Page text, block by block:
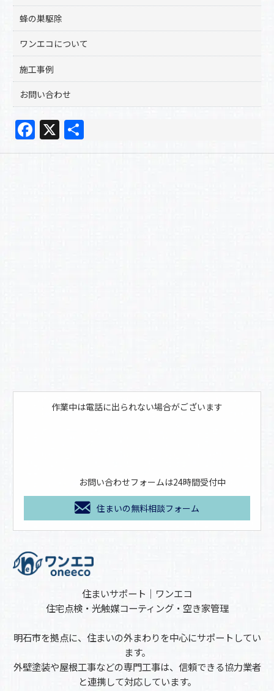
蜂の巣駆除
ワンエコについて
施工事例
お問い合わせ
F
a
X
有
作業中は電話に出られない場合がございます
お問い合わせフォームは24時間受付中
住まいの無料相談フォーム
住まいサポート｜ワンエコ
住宅点検・光触媒コーティング・空き家管理
明石市を拠点に、住まいの外まわりを中心にサポートしてい
ます。
外壁塗装や屋根工事などの専門工事は、信頼できる協力業者
と連携して対応しています。